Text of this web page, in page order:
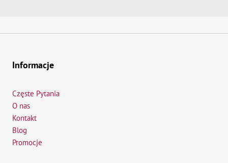
Informacje
Częste Pytania
O nas
Kontakt
Blog
Promocje